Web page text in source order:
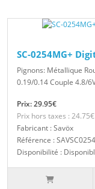
SC-0254MG+
Pignons: Métallique
0.19/0.14 Couple 4.8/
Prix: 29.95€
Prix hors taxes : 24.75€
Fabricant : Savöx
Référence :
Disponibilité :